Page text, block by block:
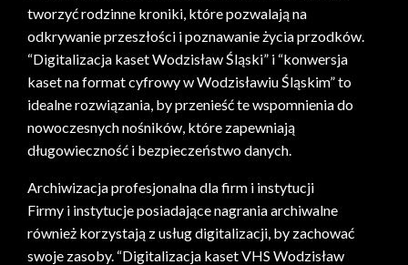
tworzyć rodzinne kroniki, które pozwalają na
odkrywanie przeszłości i poznawanie życia przodków.
“Digitalizacja kaset Wodzisław Śląski” i “konwersja
kaset na format cyfrowy w Wodzisławiu Śląskim” to
idealne rozwiązania, by przenieść te wspomnienia do
nowoczesnych nośników, które zapewniają
długowieczność i bezpieczeństwo danych.
Archiwizacja profesjonalna dla firm i instytucji
Firmy i instytucje posiadające nagrania archiwalne
również korzystają z usług digitalizacji, by zachować
swoje zasoby. “Digitalizacja kaset VHS Wodzisław